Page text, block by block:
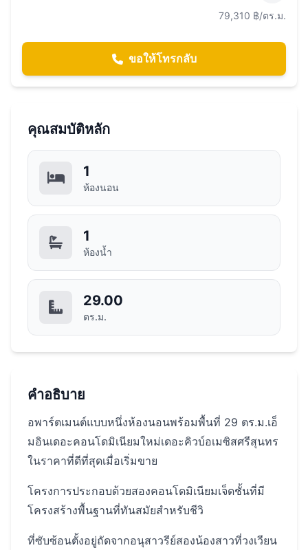
79,310 ฿/ตร.ม.
ขอให้โทรกลับ
คุณสมบัติหลัก
1
ห้องนอน
1
ห้องน้ำ
29.00
ตร.ม.
คำอธิบาย
อพาร์ตเมนต์แบบหนึ่งห้องนอนพร้อมพื้นที่ 29 ตร.ม.เอ็
มอินเดอะคอนโดมิเนียมใหม่เดอะคิวบ์อเมซิสศรีสุนทร
ในราคาที่ดีที่สุดเมื่อเริ่มขาย
โครงการประกอบด้วยสองคอนโดมิเนียมเจ็ดชั้นที่มี
โครงสร้างพื้นฐานที่ทันสมัยสำหรับชีวิ
ที่ซับซ้อนตั้งอยู่ถัดจากอนุสาวรีย์สองน้องสาวที่วงเวียน